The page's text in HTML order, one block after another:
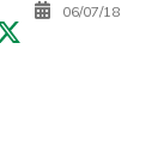
06/07/18